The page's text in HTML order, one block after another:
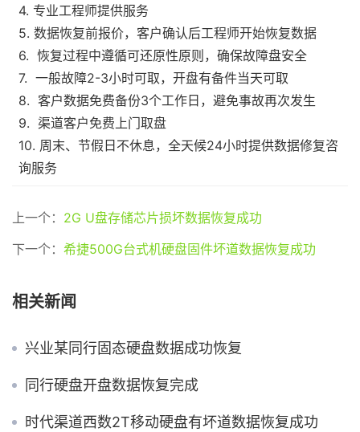
4. 专业工程师提供服务
5. 数据恢复前报价，客户确认后工程师开始恢复数据
6. 恢复过程中遵循可还原性原则，确保故障盘安全
7. 一般故障2-3小时可取，开盘有备件当天可取
8. 客户数据免费备份3个工作日，避免事故再次发生
9. 渠道客户免费上门取盘
10. 周末、节假日不休息，全天候24小时提供数据修复咨
询服务
上一个： 2G U盘存储芯片损坏数据恢复成功
下一个： 希捷500G台式机硬盘固件坏道数据恢复成功
相关新闻
兴业某同行固态硬盘数据成功恢复
同行硬盘开盘数据恢复完成
时代渠道西数2T移动硬盘有坏道数据恢复成功